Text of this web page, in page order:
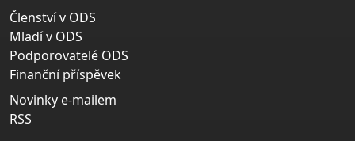
Členství v ODS
Mladí v ODS
Podporovatelé ODS
Finanční příspěvek
Novinky e-mailem
RSS